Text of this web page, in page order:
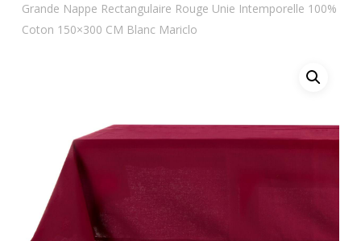
Grande Nappe Rectangulaire Rouge Unie Intemporelle 100%
Coton 150×300 CM Blanc Mariclo